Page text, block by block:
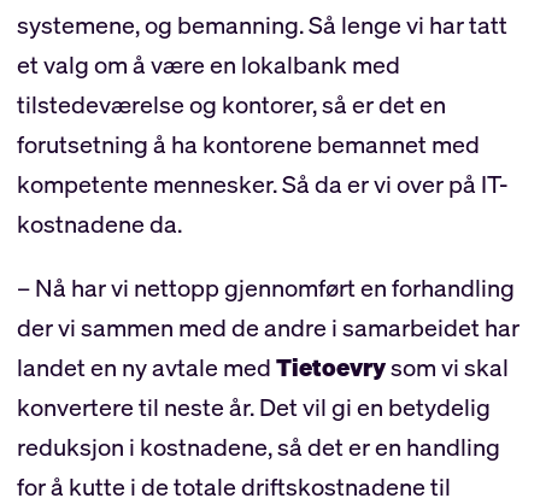
systemene, og bemanning. Så lenge vi har tatt
et valg om å være en lokalbank med
tilstedeværelse og kontorer, så er det en
forutsetning å ha kontorene bemannet med
kompetente mennesker. Så da er vi over på IT-
kostnadene da.
– Nå har vi nettopp gjennomført en forhandling
der vi sammen med de andre i samarbeidet har
landet en ny avtale medTietoevrysom vi skal
konvertere til neste år. Det vil gi en betydelig
reduksjon i kostnadene, så det er en handling
for å kutte i de totale driftskostnadene til